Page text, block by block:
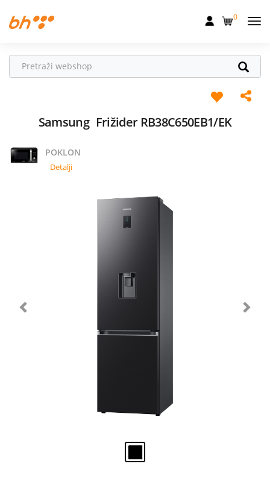
Fiksna
Televizija
0
Samsung Frižider RB38C650EB1/EK
POKLON
Detalji